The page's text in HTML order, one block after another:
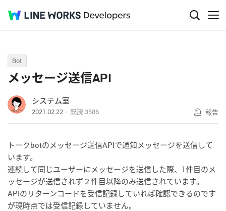
Q&A
Bot
メッセージ送信API
システム室
2021.02.22 既読 3586 報告
トークbotのメッセージ送信APIで通知メッセージを送信して
います。
連続して同じユーザーにメッセージを送信した際、1件目のメ
ッセージが送信されず２件目以降のみ送信されています。
APIのリターンコードを受信記録していれば確認できるのです
が現時点では受信記録していません。